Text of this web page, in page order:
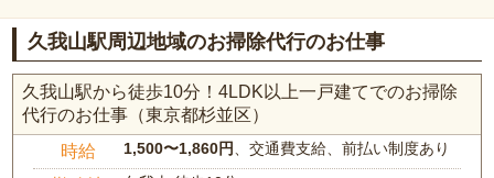
久我山駅周辺地域のお掃除代行のお仕事
久我山駅から徒歩10分！4LDK以上一戸建てでのお掃除
代行のお仕事（東京都杉並区）
時給 1,500〜1,860円、交通費支給、前払い制度あり